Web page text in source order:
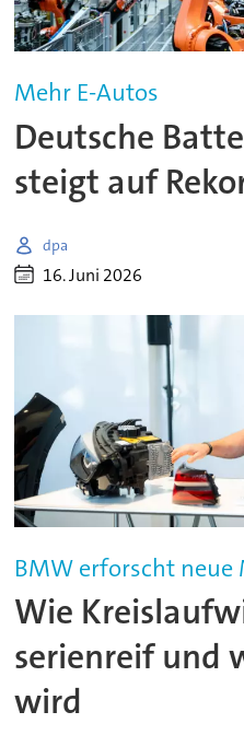
Mehr E-Autos
Deutsche
steigt auf
dpa
16. Juni 2026
BMW erforscht
Wie
serienreif und
wird